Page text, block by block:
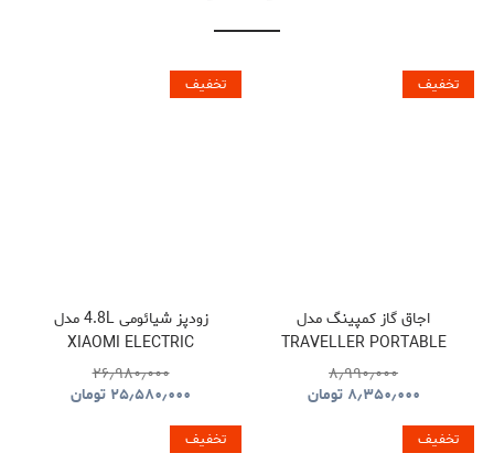
تخفیف
اجاق گاز کمپینگ مدل
TRAVELLER PORTABLE
BBQ HYBQ015
۸٫۹۹۰٫۰۰۰
۸٫۳۵۰٫۰۰۰ تومان
تخفیف
زودپز شیائومی 4.8L مدل
XIAOMI ELECTRIC
PRESSURE COOKER
۲۶٫۹۸۰٫۰۰۰
۲۵٫۵۸۰٫۰۰۰ تومان
تخفیف تخفیف